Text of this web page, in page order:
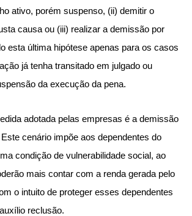
ativo, porém suspenso, (ii) demitir o
causa ou (iii) realizar a demissão por
esta última hipótese apenas para os casos
já tenha transitado em julgado ou
da execução da pena.
adotada pelas empresas é a demissão
cenário impõe aos dependentes do
condição de vulnerabilidade social, ao
mais contar com a renda gerada pelo
o intuito de proteger esses dependentes
reclusão.